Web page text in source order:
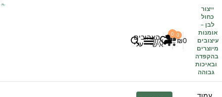
ייצור
כחול
לבן –
אומנות
עיצובים
מיוצרים
בהקפדה
ובאיכות
גבוהה
₪0
0 האהובים
עלי
0
אזור
אישי